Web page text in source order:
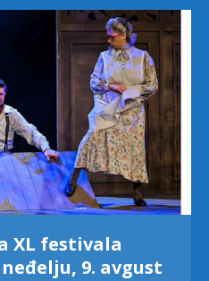
XL festivala
9. avgust